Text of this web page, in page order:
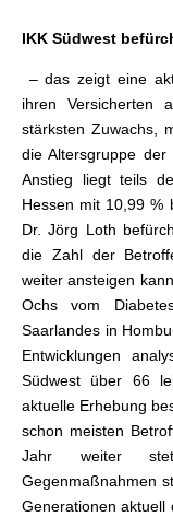
IKK Südwest
– das zeigt eine
ihren Versicherten
stärksten Zuwachs,
die Altersgruppe der
Anstieg liegt teils
Hessen mit 10,99 %
Dr. Jörg Loth
die Zahl der
weiter ansteigen
Ochs vom
Saarlandes in
Entwicklungen
Südwest über 66
aktuelle Erhebung
schon meisten
Jahr weiter
Gegenmaßnahmen
Generationen aktuell